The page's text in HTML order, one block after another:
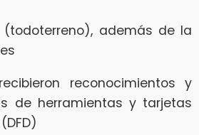
(todoterreno), además de la
reconocimientos y
de herramientas y tarjetas